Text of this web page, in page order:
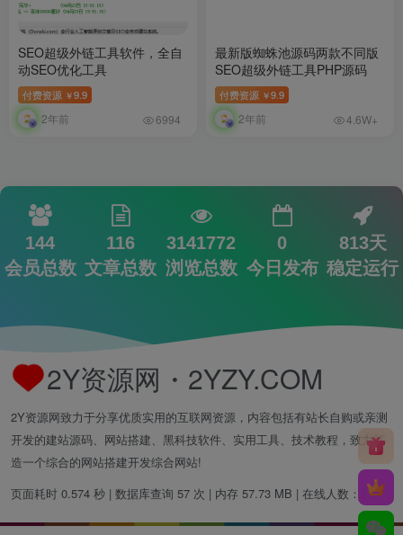
SEO超级外链工具软件，全自
动SEO优化工具
付费资源 ￥9.9
2年前 6994
最新版蜘蛛池源码两款不同版
SEO超级外链工具PHP源码
付费资源 ￥9.9
2年前 4.6W+
144
会员总数
116
文章总数
3141772
浏览总数
0
今日发布
813天
稳定运行
2Y资源网・2YZY.COM
2Y资源网致力于分享优质实用的互联网资源，内容包括有站长自购或亲测
开发的建站源码、网站搭建、黑科技软件、实用工具、技术教程，致力打
造一个综合的网站搭建开发综合网站!
页面耗时 0.574 秒 | 数据库查询 57 次 | 内存 57.73 MB | 在线人数：2人